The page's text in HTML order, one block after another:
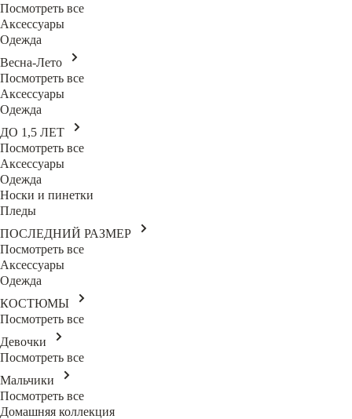
Посмотреть все
Аксессуары
Одежда
Весна-Лето
Посмотреть все
Аксессуары
Одежда
ДО 1,5 ЛЕТ
Посмотреть все
Аксессуары
Одежда
Носки и пинетки
Пледы
ПОСЛЕДНИЙ РАЗМЕР
Посмотреть все
Аксессуары
Одежда
КОСТЮМЫ
Посмотреть все
Девочки
Посмотреть все
Мальчики
Посмотреть все
Домашняя коллекция